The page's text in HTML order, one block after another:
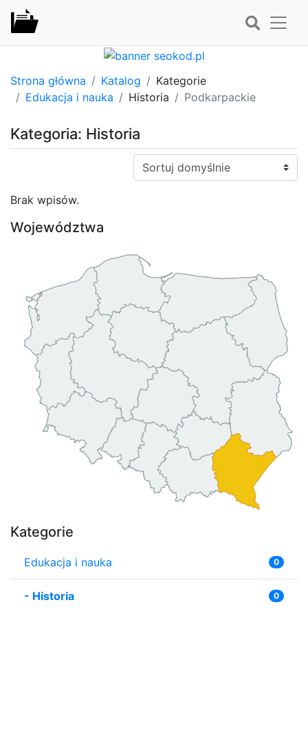
Strona główna Katalog
Kategorie
Edukacja i nauka
Historia Podkarpackie
Kategoria: Historia
Sortuj:
Brak wpisów.
Województwa
Kategorie
Edukacja i nauka 0
- Historia 0